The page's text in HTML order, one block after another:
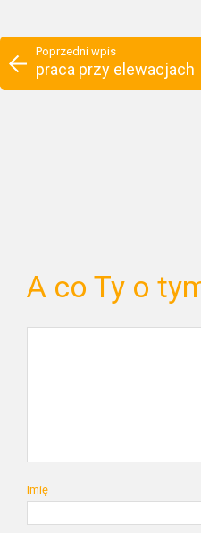
Poprzedni wpis
praca przy elewacjach
A co Ty o
Imię